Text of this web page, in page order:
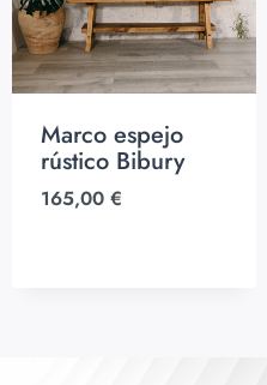
Marco espejo
rústico Bibury
165,00 €